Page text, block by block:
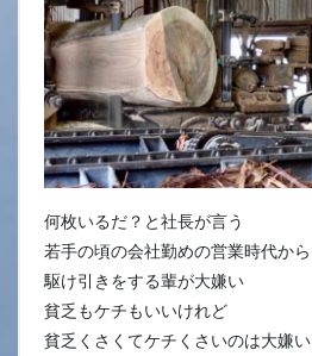
何枚いるだ？と社長が言う
若手の頃の会社勤めの営業時代から
駆け引きをする輩が大嫌い
貧乏もケチもいいけれど
貧乏くさくてケチくさいのは大嫌い